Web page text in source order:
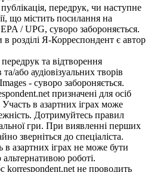
передрук, чи наступне
що містить посилання на
/ UPG, суворо забороняється.
розділі Я-Корреспондент є автор
та відтворення
або аудіовізуальних творів
- суворо забороняється.
призначені для осіб
в азартних іграх може
Дотримуйтесь правил
гри. При виявленні перших
зверніться до спеціаліста.
азартних іграх не може бути
роботі.
korrespondent.net не проводить